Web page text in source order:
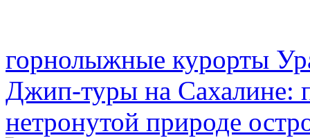
горнолыжные курорты
Джип-туры на Сахалине:
нетронутой природе